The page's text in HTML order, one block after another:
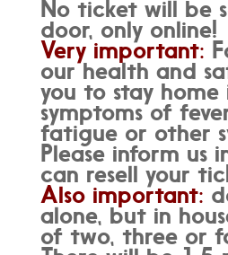
No ticket will be
door, only online!
Very important:
our health and
you to stay home
symptoms of
fatigue or other
Please inform us
can resell your
Also important:
alone, but in
of two, three or